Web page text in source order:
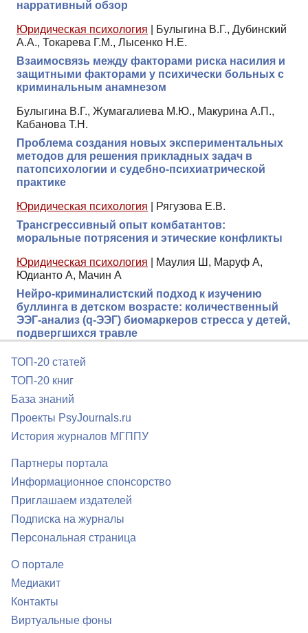
нарративный обзор
Юридическая психология
Булыгина В.Г., Дубинский
А.А., Токарева Г.М., Лысенко Н.Е.
Взаимосвязь между факторами риска насилия и
защитными факторами у психически больных с
криминальным анамнезом
Булыгина В.Г., Жумагалиева М.Ю., Макурина А.П.,
Кабанова Т.Н.
Проблема создания новых экспериментальных
методов для решения прикладных задач в
патопсихологии и судебно-психиатрической
практике
Юридическая психология
Рягузова Е.В.
Трансгрессивный опыт комбатантов:
моральные потрясения и этические конфликты
Юридическая психология
Маулия Ш, Маруф А,
Юдианто А, Мачин А
Нейро-криминалистский подход к изучению
буллинга в детском возрасте: количественный
ЭЭГ-анализ (q-ЭЭГ) биомаркеров стресса у детей,
подвергшихся травле
ТОП-20 статей
ТОП-20 книг
База знаний
Проекты PsyJournals.ru
История журналов МГППУ
Партнеры портала
Информационное спонсорство
Приглашаем издателей
Подписка на журналы
Персональная страница
О портале
Медиакит
Контакты
Виртуальные фоны